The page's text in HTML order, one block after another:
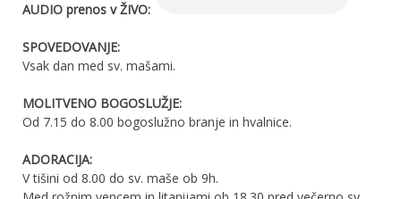
AUDIO prenos v ŽIVO:
SPOVEDOVANJE:
Vsak dan med sv. mašami.
MOLITVENO BOGOSLUŽJE:
Od 7.15 do 8.00 bogoslužno branje in hvalnice.
ADORACIJA:
V tišini od 8.00 do sv. maše ob 9h.